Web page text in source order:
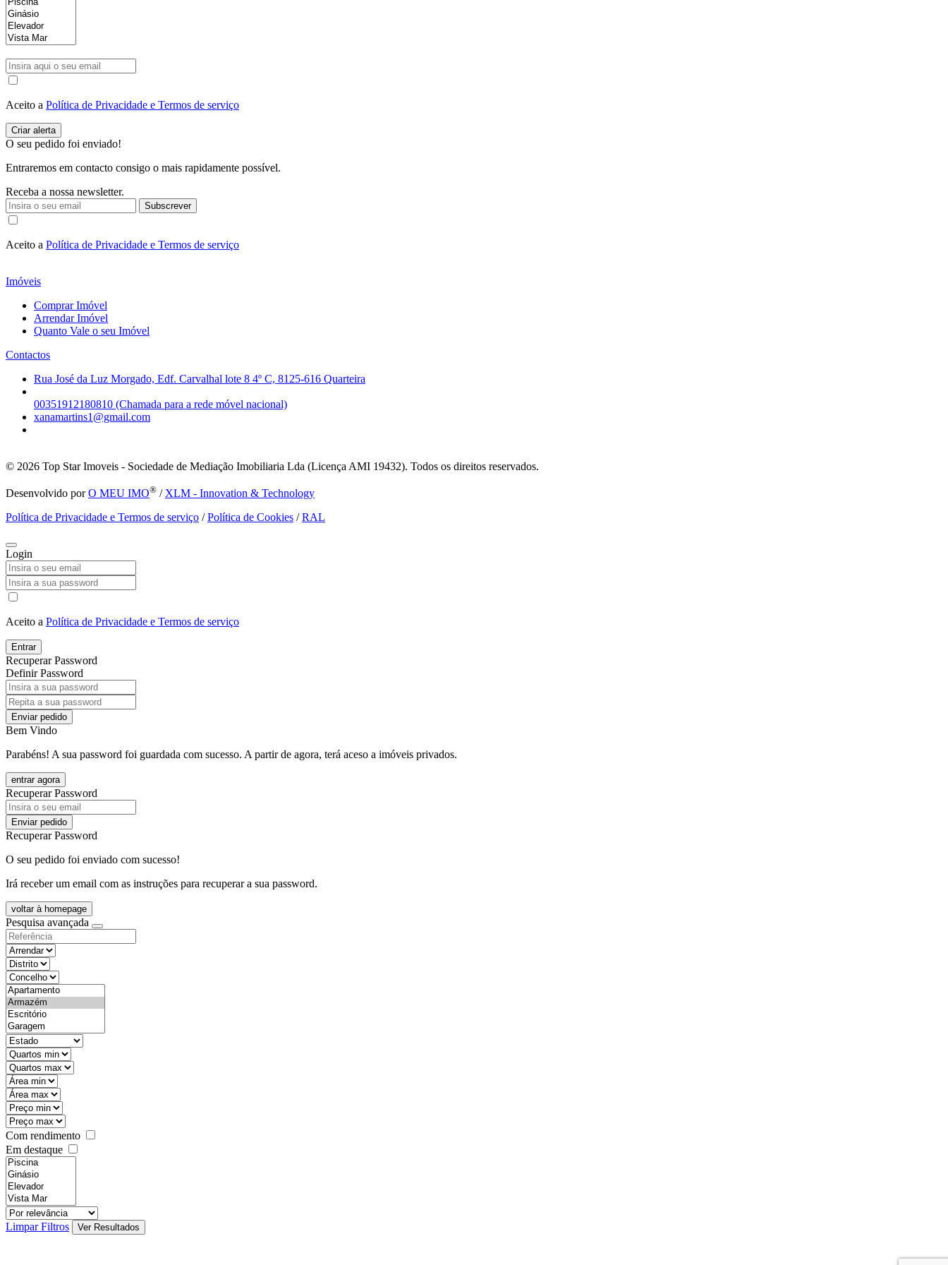
Aceito a Política de Privacidade e Termos de serviço
O seu pedido foi enviado!
Entraremos em contacto consigo o mais rapidamente possível.
Receba a nossa newsletter.
Subscrever
Aceito a Política de Privacidade e Termos de serviço
Imóveis
Comprar Imóvel
Arrendar Imóvel
Quanto Vale o seu Imóvel
Contactos
Rua José da Luz Morgado, Edf. Carvalhal lote 8 4º C, 8125-616 Quarteira
00351912180810 (Chamada para a rede móvel nacional)
xanamartins1@gmail.com
© 2026 Top Star Imoveis - Sociedade de Mediação Imobiliaria Lda (Licença AMI 19432). Todos os direitos reservados.
Desenvolvido porO MEU IMO® / XLM - Innovation & Technology
Política de Privacidade e Termos de serviço /Política de Cookies /RAL
Login
Aceito a Política de Privacidade e Termos de serviço
Entrar
Recuperar Password
Definir Password
Enviar pedido
Bem Vindo
Parabéns! A sua password foi guardada com sucesso. A partir de agora, terá aceso a imóveis privados.
entrar agora
Recuperar Password
Enviar pedido
Recuperar Password
O seu pedido foi enviado com sucesso!
Irá receber um email com as instruções para recuperar a sua password.
voltar à homepage
Pesquisa avançada
objective
districtId
countyId
types
state
mintypo
maxtypo
minarea
maxarea
minprice
maxprice
Com rendimento
Em destaque
features
realestateOrder
Limpar Filtros
Ver Resultados